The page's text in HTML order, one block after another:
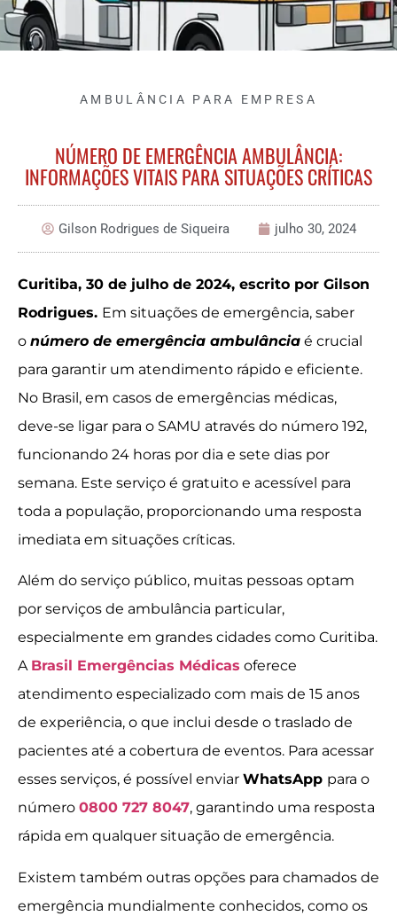
AMBULÂNCIA PARA EMPRESA
NÚMERO DE EMERGÊNCIA AMBULÂNCIA:
INFORMAÇÕES VITAIS PARA SITUAÇÕES CRÍTICAS
Gilson Rodrigues de Siqueira julho 30, 2024
Curitiba, 30 de julho de 2024, escrito por Gilson
Rodrigues. Em situações de emergência, saber
o número de emergência ambulância é crucial
para garantir um atendimento rápido e eficiente.
No Brasil, em casos de emergências médicas,
deve-se ligar para o SAMU através do número 192,
funcionando 24 horas por dia e sete dias por
semana. Este serviço é gratuito e acessível para
toda a população, proporcionando uma resposta
imediata em situações críticas.
Além do serviço público, muitas pessoas optam
por serviços de ambulância particular,
especialmente em grandes cidades como Curitiba.
A Brasil Emergências Médicas oferece
atendimento especializado com mais de 15 anos
de experiência, o que inclui desde o traslado de
pacientes até a cobertura de eventos. Para acessar
esses serviços, é possível enviar WhatsApp para o
número 0800 727 8047, garantindo uma resposta
rápida em qualquer situação de emergência.
Existem também outras opções para chamados de
emergência mundialmente conhecidos, como os